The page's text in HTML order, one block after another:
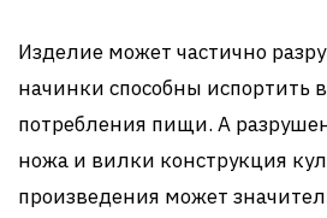
Изделие может частично
начинки способны испортить
потребления пищи. А
ножа и вилки конструкция
произведения может